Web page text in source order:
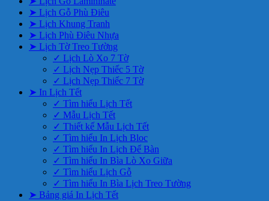
➤ Lịch Gỗ Phù Điêu
➤ Lịch Khung Tranh
➤ Lịch Phù Điêu Nhựa
➤ Lịch Tờ Treo Tường
✓ Lịch Lò Xo 7 Tờ
✓ Lịch Nẹp Thiếc 5 Tờ
✓ Lịch Nẹp Thiếc 7 Tờ
➤ In Lịch Tết
✓ Tìm hiểu Lịch Tết
✓ Mẫu Lịch Tết
✓ Thiết kế Mẫu Lịch Tết
✓ Tìm hiểu In Lịch Bloc
✓ Tìm hiểu In Lịch Để Bàn
✓ Tìm hiểu In Bìa Lò Xo Giữa
✓ Tìm hiểu Lịch Gỗ
✓ Tìm hiểu In Bìa Lịch Treo Tường
➤ Bảng giá In Lịch Tết